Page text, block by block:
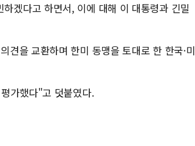
겠다고 하면서, 이에 대해 이 대통령과 긴밀
견을 교환하며 한미 동맹을 토대로 한 한국·미
가했다"고 덧붙였다.